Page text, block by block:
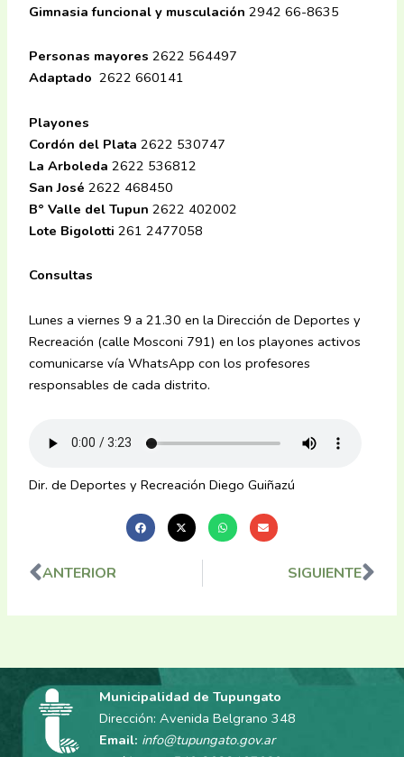
Gimnasia funcional y musculación2942 66-8635
Personas mayores 2622 564497
Adaptado 2622 660141
Playones
Cordón del Plata 2622 530747
La Arboleda 2622 536812
San José2622 468450
B° Valle del Tupun 2622 402002
Lote Bigolotti261 2477058
Consultas
Lunes a viernes 9 a 21.30 en la Dirección de Deportes y
Recreación (calle Mosconi 791) en los playones activos
comunicarse vía WhatsApp con los profesores
responsables de cada distrito.
Dir. de Deportes y Recreación Diego Guiñazú
Ant
ANTERIOR SIGUIENTE
Municipalidad de Tupungato
Dirección: Avenida Belgrano 348
Email: info@tupungato.gov.ar